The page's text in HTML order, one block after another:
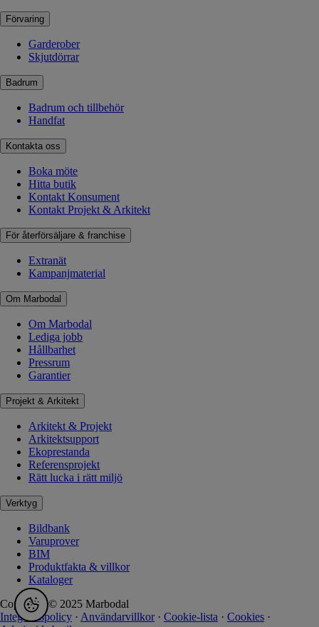
Förvaring
Garderober
Skjutdörrar
Badrum
Badrum och tillbehör
Handfat
Kontakta oss
Boka möte
Hitta butik
Kontakt Konsument
Kontakt Projekt & Arkitekt
För återförsäljare & franchise
Extranät
Kampanjmaterial
Om Marbodal
Om Marbodal
Lediga jobb
Hållbarhet
Pressrum
Garantier
Projekt & Arkitekt
Arkitekt & Projekt
Arkitektsupport
Ekoprestanda
Referensprojekt
Rätt lucka i rätt miljö
Verktyg
Bildbank
Varuprover
BIM
Produktfakta & villkor
Kataloger
Copyright © 2025 Marbodal
Integritetspolicy · Användarvillkor · Cookie-lista · Cookies ·